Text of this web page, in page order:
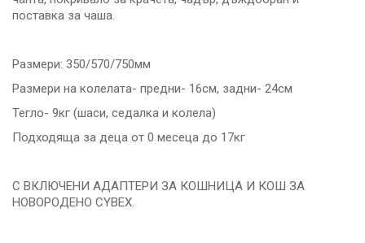
поставка за чаша.
Размери: 350/570/750мм
Размери на колелата- предни- 16см, задни- 24см
Тегло- 9кг (шаси, седалка и колела)
Подходяща за деца от 0 месеца до 17кг
С ВКЛЮЧЕНИ АДАПТЕРИ ЗА КОШНИЦА И КОШ ЗА
НОВОРОДЕНО CYBEX.